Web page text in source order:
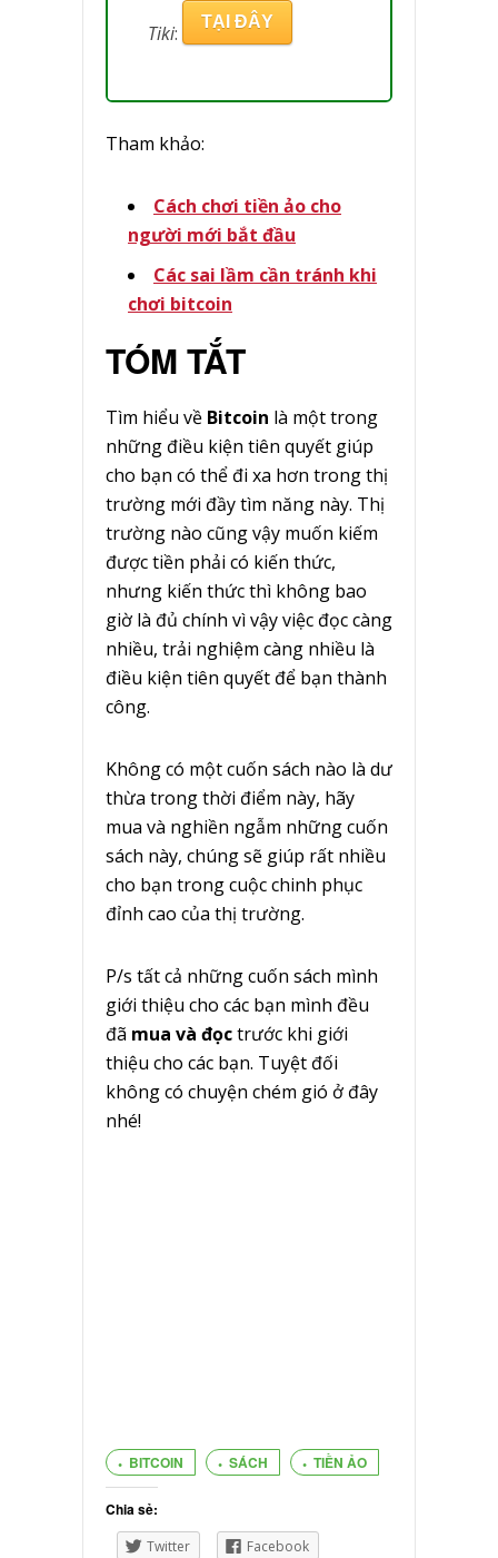
Tiki: TẠI ĐÂY
Tham khảo:
Cách chơi tiền ảo cho
người mới bắt đầu
Các sai lầm cần tránh khi
chơi bitcoin
TÓM TẮT
Tìm hiểu về Bitcoin là một trong
những điều kiện tiên quyết giúp
cho bạn có thể đi xa hơn trong thị
trường mới đầy tìm năng này. Thị
trường nào cũng vậy muốn kiếm
được tiền phải có kiến thức,
nhưng kiến thức thì không bao
giờ là đủ chính vì vậy việc đọc càng
nhiều, trải nghiệm càng nhiều là
điều kiện tiên quyết để bạn thành
công.
Không có một cuốn sách nào là dư
thừa trong thời điểm này, hãy
mua và nghiền ngẫm những cuốn
sách này, chúng sẽ giúp rất nhiều
cho bạn trong cuộc chinh phục
đỉnh cao của thị trường.
P/s tất cả những cuốn sách mình
giới thiệu cho các bạn mình đều
đã mua và đọctrước khi giới
thiệu cho các bạn. Tuyệt đối
không có chuyện chém gió ở đây
nhé!
BITCOIN SÁCH TIỀN ẢO
Chia sẻ:
Twitter Facebook